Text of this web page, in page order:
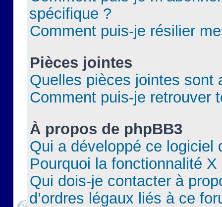
spécifique ?
Comment puis-je résilier
Pièces jointes
Quelles pièces jointes sont
Comment puis-je retrouver
À propos de phpBB3
Qui a développé ce logiciel
Pourquoi la fonctionnalité X
Qui dois-je contacter à
d’ordres légaux liés à ce